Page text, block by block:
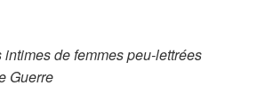
de femmes peu-lettrées
Guerre